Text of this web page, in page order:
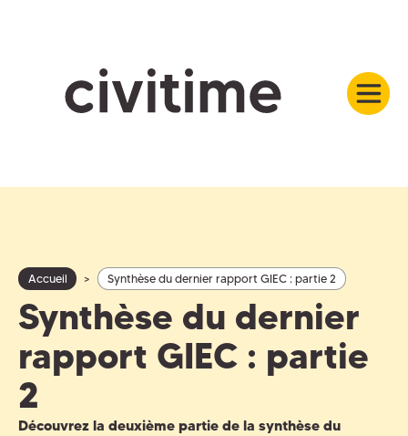
Accueil > Synthèse du dernier rapport GIEC : partie 2
Synthèse du dernier
rapport GIEC : partie
2
Découvrez la deuxième partie de la synthèse du